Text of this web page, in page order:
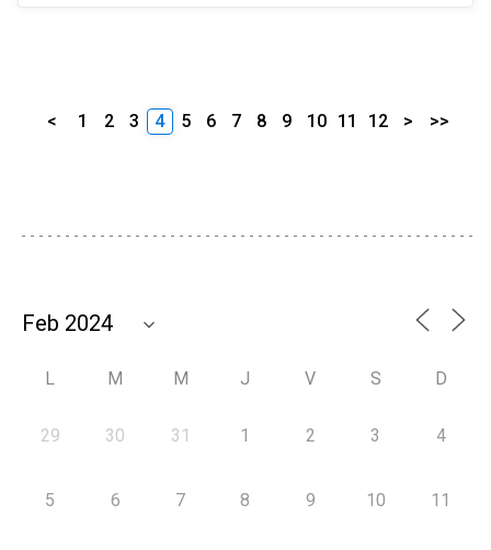
< 1 2 3 4 5 6 7 8 9 10 11 12 > >>
L M M J V S D
29 30 31 1 2 3 4
5 6 7 8 9 10 11